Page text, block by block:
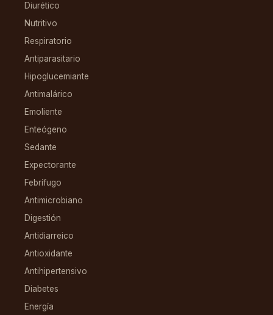
Diurético
Nutritivo
Respiratorio
Antiparasitario
Hipoglucemiante
Antimalárico
Emoliente
Enteógeno
Sedante
Expectorante
Febrífugo
Antimicrobiano
Digestión
Antidiarreico
Antioxidante
Antihipertensivo
Diabetes
Energía